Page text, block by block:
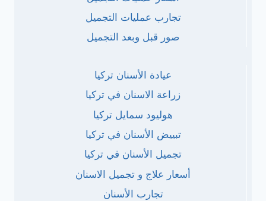
تجارب عمليات التجميل
صور قبل وبعد التجميل
عيادة الأسنان تركيا
زراعة الاسنان في تركيا
هوليود سمايل تركيا
تبييض الأسنان في تركيا
تجميل الأسنان في تركيا
أسعار علاج و تجميل الاسنان
تجارب الأسنان